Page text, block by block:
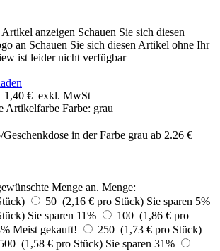
anzeigen Schauen Sie sich diesen
an Schauen Sie sich diesen Artikel ohne Ihr
ist leider nicht verfügbar
1,40 € exkl. MwSt
Artikelfarbe Farbe: grau
Menge an. Menge:
50 (2,16 € pro Stück) Sie sparen 5%
Sie sparen 11%
100 (1,86 € pro
Meist gekauft!
250 (1,73 € pro Stück)
500 (1,58 € pro Stück) Sie sparen 31%